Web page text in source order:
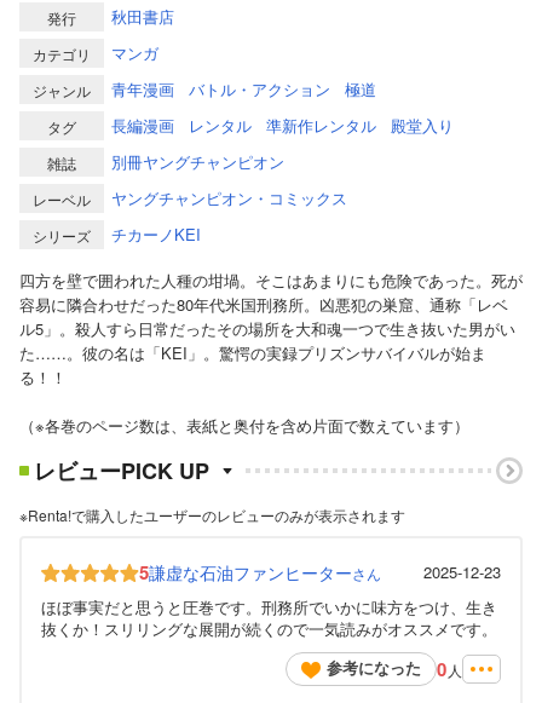
発行 秋田書店
カテゴリ マンガ
ジャンル 青年漫画 バトル・アクション 極道
タグ 長編漫画 レンタル 準新作レンタル 殿堂入り
雑誌 別冊ヤングチャンピオン
レーベル ヤングチャンピオン・コミックス
シリーズ
チカーノKEI
四方を壁で囲われた人種の坩堝。そこはあまりにも危険であった。死が
容易に隣合わせだった80年代米国刑務所。凶悪犯の巣窟、通称「レベ
ル5」。殺人すら日常だったその場所を大和魂一つで生き抜いた男がい
た……。彼の名は「KEI」。驚愕の実録プリズンサバイバルが始ま
る！！
（※各巻のページ数は、表紙と奥付を含め片面で数えています）
レビューPICK UP
※Renta!で購入したユーザーのレビューのみが表示されます
5謙虚な石油ファンヒーターさん
2025-12-23
ほぼ事実だと思うと圧巻です。刑務所でいかに味方をつけ、生き
抜くか！スリリングな展開が続くので一気読みがオススメです。
参考になった
0 人